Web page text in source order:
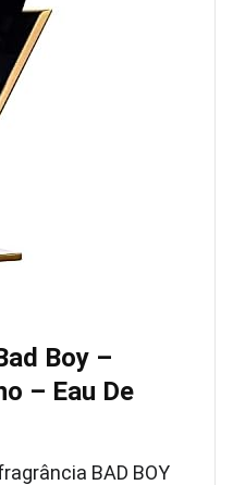
Boy –
– Eau De
BAD BOY